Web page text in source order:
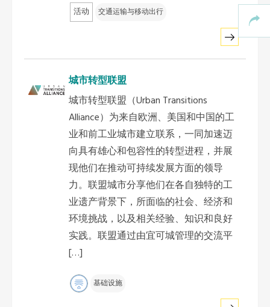
活动 交通运输与移动出行
城市转型联盟
城市转型联盟（Urban Transitions
Alliance）为来自欧洲、美国和中国的工
业和前工业城市建立联系，一同加速迈
向具有雄心和包容性的转型进程，并展
现他们在推动可持续发展方面的领导
力。联盟城市分享他们在各自独特的工
业遗产背景下，所面临的社会、经济和
环境挑战，以及相关经验、知识和良好
实践。联盟通过由宜可城管理的交流平
[…]
基础设施